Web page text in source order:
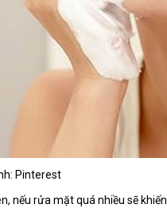
Pinterest
nếu rửa mặt quá nhiều sẽ